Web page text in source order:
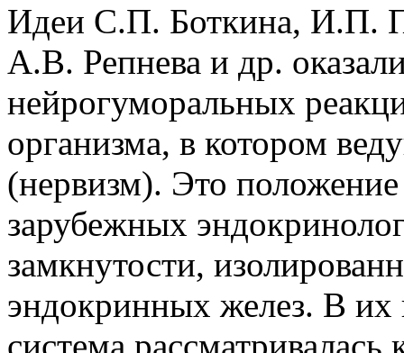
Идеи С.П. Боткина, И.П.
А.В. Репнева и др.
нейрогуморальных
организма, в котором
(нервизм). Это положение
зарубежных
замкнутости,
эндокринных желез. В их
система